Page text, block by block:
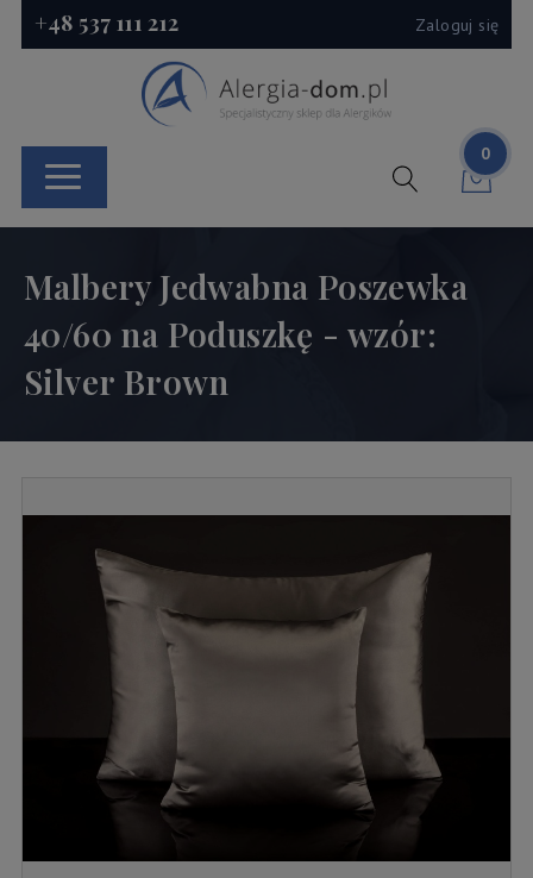
+48 537 111 212 Zaloguj się
0
Malbery Jedwabna Poszewka
40/60 na Poduszkę - wzór:
Silver Brown